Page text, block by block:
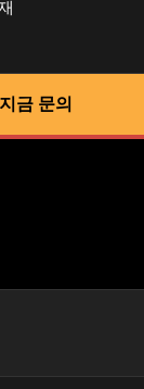
지금 문의